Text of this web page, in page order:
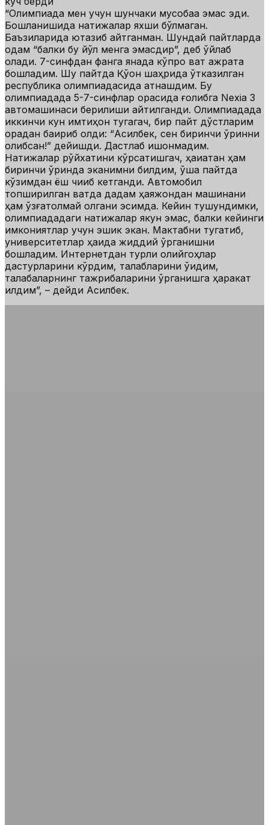
“Олимпиада мен учун шунчаки мусобақа эмас эди.
Бошланишида натижалар яхши бўлмаган.
Баъзиларида ютқазиб қайтганман. Шундай пайтларда
одам “балки бу йўл менга эмасдир”, деб ўйлаб
қолади. 7-синфдан фанга янада кўпроқ вақт ажрата
бошладим. Шу пайтда Қўқон шаҳрида ўтказилган
республика олимпиадасида қатнашдим. Бу
олимпиадада 5-7-синфлар орасида ғолибга Nexia 3
автомашинаси берилиши айтилганди. Олимпиадада
иккинчи кун имтиҳон тугагач, бир пайт дўстларим
орқадан бақириб қолди: “Асилбек, сен биринчи ўринни
олибсан!” дейишди. Дастлаб ишонмадим.
Натижалар рўйхатини кўрсатишгач, ҳақиқатан ҳам
биринчи ўринда эканимни билдим, ўша пайтда
кўзимдан ёш чиқиб кетганди. Автомобил
топширилган вақтда дадам ҳаяжондан машинани
ҳам қўзғатолмай қолгани эсимда. Кейин тушундимки,
олимпиададаги натижалар якун эмас, балки кейинги
имкониятлар учун эшик экан. Мактабни тугатиб,
университетлар ҳақида жиддий ўрганишни
бошладим. Интернетдан турли олийгоҳлар
дастурларини кўрдим, талабларини ўқидим,
талабаларнинг тажрибаларини ўрганишга ҳаракат
қилдим”, – дейди Асилбек.